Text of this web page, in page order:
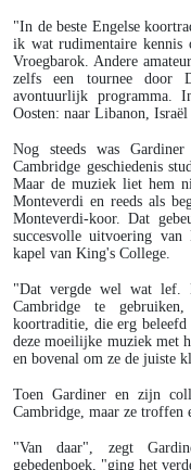
"In de beste Engelse
ik wat rudimentaire kennis
Vroegbarok. Andere
zelfs een tournee door
avontuurlijk programma.
Oosten: naar Libanon,
Nog steeds was
Cambridge geschiedenis
Maar de muziek liet hem
Monteverdi en reeds als
Monteverdi-koor. Dat
succesvolle uitvoering van
kapel van King's College.
"Dat vergde wel wat lef.
Cambridge te
koortraditie, die erg
deze moeilijke muziek met
en bovenal om ze de juiste
Toen Gardiner en zijn
Cambridge, maar ze troffen
"Van daar", zegt
gebedenboek, "ging het